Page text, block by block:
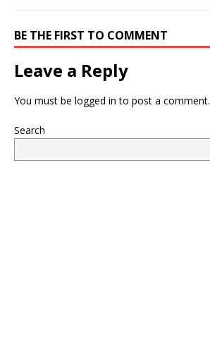
BE THE FIRST TO COMMENT
Leave a Reply
You must be logged in to post a comment.
Search